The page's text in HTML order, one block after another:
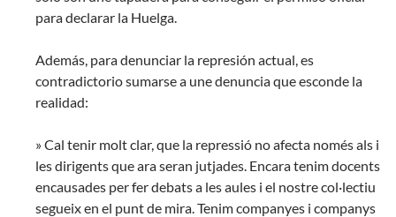
para declarar la Huelga.
Además, para denunciar la represión actual, es
contradictorio sumarse a une denuncia que esconde la
realidad:
» Cal tenir molt clar, que la repressió no afecta només als i
les dirigents que ara seran jutjades. Encara tenim docents
encausades per fer debats a les aules i el nostre col·lectiu
segueix en el punt de mira. Tenim companyes i companys